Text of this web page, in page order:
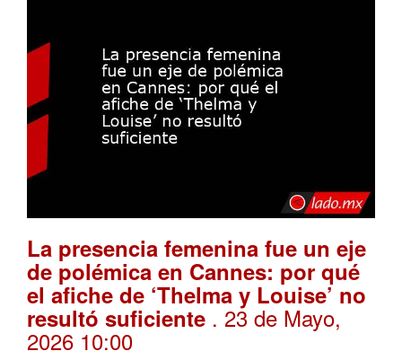
La presencia femenina fue un eje
de polémica en Cannes: por qué
el afiche de ‘Thelma y Louise’ no
resultó suficiente . 23 de Mayo,
2026 10:00